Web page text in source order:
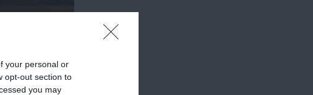
your personal or
opt-out section to
you may